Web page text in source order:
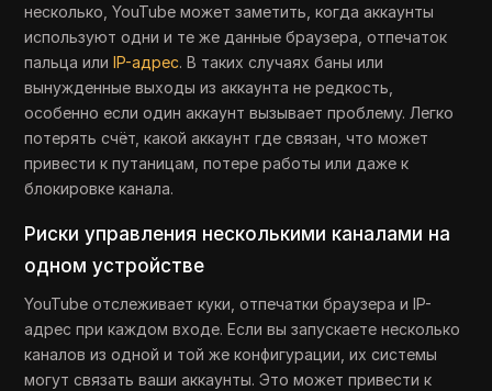
несколько, YouTube может заметить, когда аккаунты
используют одни и те же данные браузера, отпечаток
пальца илиIP-адрес. В таких случаях баны или
вынужденные выходы из аккаунта не редкость,
особенно если один аккаунт вызывает проблему. Легко
потерять счёт, какой аккаунт где связан, что может
привести к путаницам, потере работы или даже к
блокировке канала.
Риски управления несколькими каналами на
одном устройстве
YouTube отслеживает куки, отпечатки браузера и IP-
адрес при каждом входе. Если вы запускаете несколько
каналов из одной и той же конфигурации, их системы
могут связать ваши аккаунты. Это может привести к